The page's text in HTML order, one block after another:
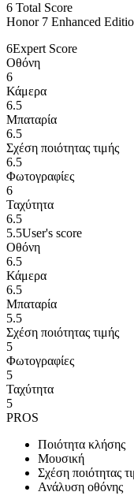
6 Total Score
Honor 7 Enhanced
6Expert Score
Οθόνη
6
Κάμερα
6.5
Μπαταρία
6.5
Σχέση ποιότητας τιμής
6.5
Φωτογραφίες
6
Ταχύτητα
6.5
5.5User's score
Οθόνη
6.5
Κάμερα
6.5
Μπαταρία
5.5
Σχέση ποιότητας τιμής
5
Φωτογραφίες
5
Ταχύτητα
5
PROS
Ποιότητα κλήσης
Μουσική
Σχέση ποιότητας
Ανάλυση οθόνης